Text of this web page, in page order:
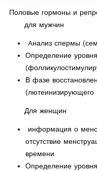
Половые гормоны и
для мужчин
Aнализ спермы
Определение
В фазе
(лютеинизирующего
Для женщин
информация о
отсутствие
времени
Определение